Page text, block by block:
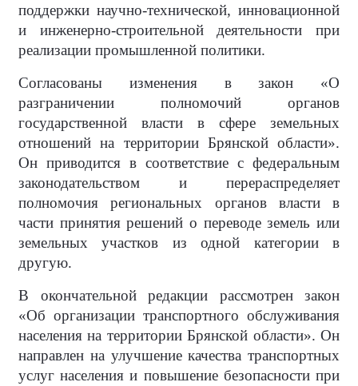
поддержки научно-технической, инновационной
и инженерно-строительной деятельности при
реализации промышленной политики.
Согласованы изменения в закон «О
разграничении полномочий органов
государственной власти в сфере земельных
отношений на территории Брянской области».
Он приводится в соответствие с федеральным
законодательством и перераспределяет
полномочия региональных органов власти в
части принятия решений о переводе земель или
земельных участков из одной категории в
другую.
В окончательной редакции рассмотрен закон
«Об организации транспортного обслуживания
населения на территории Брянской области». Он
направлен на улучшение качества транспортных
услуг населения и повышение безопасности при